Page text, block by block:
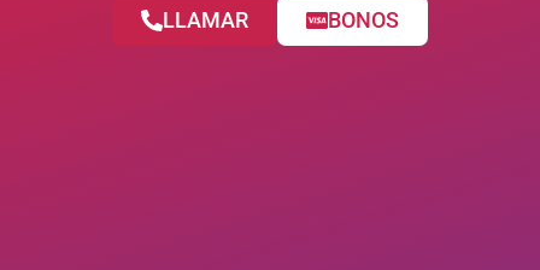
LLAMAR BONOS